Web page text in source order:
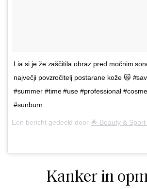
Lia si je že zaščitila obraz pred močnim
največji povzročitelj postarane kože 🙀
#summer #time #use #professional
#sunburn
Een bericht gedeeld door🌟 Beauty &
Kanker in